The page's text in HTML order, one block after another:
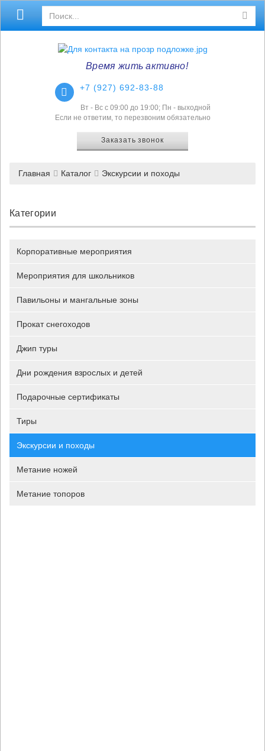
Время жить активно!
+7 (927) 692-83-88
Вт - Вс с 09:00 до 19:00; Пн - выходной
Если не ответим, то перезвоним обязательно
Заказать звонок
Главная Каталог Экскурсии и походы
Категории
Корпоративные мероприятия
Мероприятия для школьников
Павильоны и мангальные зоны
Прокат снегоходов
Джип туры
Дни рождения взрослых и детей
Подарочные сертификаты
Тиры
Экскурсии и походы
Метание ножей
Метание топоров